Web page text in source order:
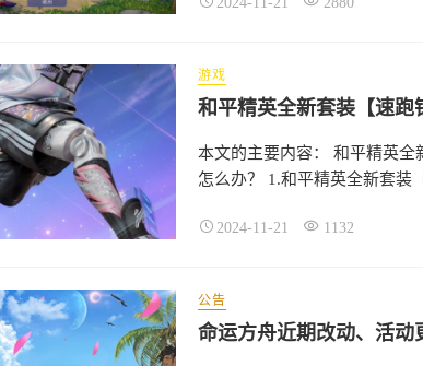
游戏
本文的主要内容： 和平精英全
怎么办？ 1.和平精英全新套装
2024-11-21 1132
公告